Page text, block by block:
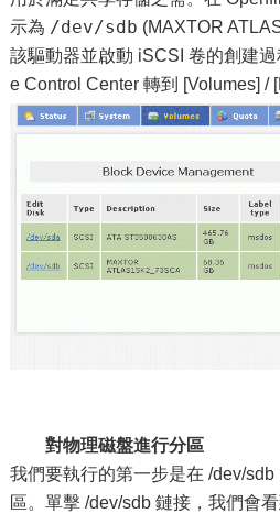
示為 /dev/sdb (MAXTOR
該驅動器並啟動 iSCSI 卷的創建
e Control Center 轉到 [Volumes] /
對物理磁盤進行分區
我們要執行的第一步是在 /dev/
區。單擊 /dev/sdb 鏈接，我們會看